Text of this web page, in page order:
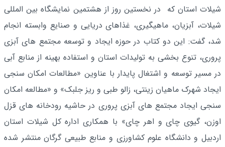
شیلات استان که در نخستین روز از هشتمین نمایشگاه بین المللی
شیلات، آبزیان، ماهیگیری، غذاهای دریایی و صنایع وابسته انجام
شد، گفت: این دو کتاب در حوزه ایجاد و توسعه مجتمع های آبزی
پروری، تنوع بخشی به تولیدات استان و استفاده بهینه از منابع آبی
در مسیر توسعه و اشتغال پایدار با عناوین «مطالعات امکان سنجی
ایجاد شهرک ماهیان زینتی، زالو طبی و ریز جلبک» و «مطالعه امکان
سنجی ایجاد مجتمع های آبزی پروری در حاشیه رودخانه های قزل
اوزن، گیوی چای و اهر چای» با همکاری اداره کل شیلات استان
اردبیل و دانشگاه علوم کشاورزی و منابع طبیعی گرگان منتشر شده